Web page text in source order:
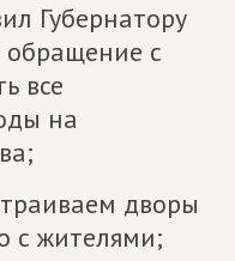
Губернатору
обращение с
все
на
дворы
с жителями;